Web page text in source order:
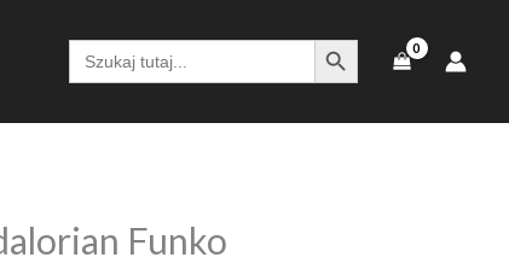
Search
for:
SEARCH BUTTON
Funko